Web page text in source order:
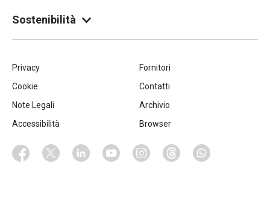
Sostenibilità
Piè
di
pagina
Privacy
Cookie
Note Legali
Accessibilità
Fornitori
Contatti
Archivio
Browser
Socials